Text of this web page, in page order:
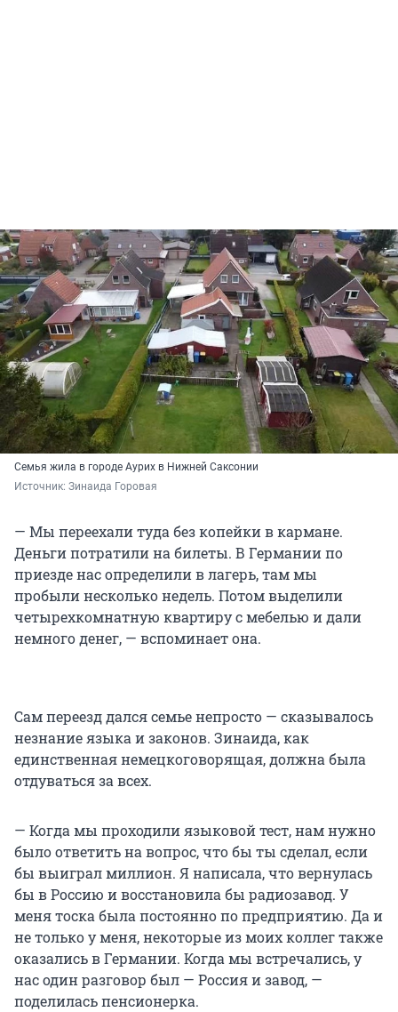
Семья жила в городе Аурих в Нижней Саксонии
Источник: Зинаида Горовая
— Мы переехали туда без копейки в кармане.
Деньги потратили на билеты. В Германии по
приезде нас определили в лагерь, там мы
пробыли несколько недель. Потом выделили
четырехкомнатную квартиру с мебелью и дали
немного денег, — вспоминает она.
Сам переезд дался семье непросто — сказывалось
незнание языка и законов. Зинаида, как
единственная немецкоговорящая, должна была
отдуваться за всех.
— Когда мы проходили языковой тест, нам нужно
было ответить на вопрос, что бы ты сделал, если
бы выиграл миллион. Я написала, что вернулась
бы в Россию и восстановила бы радиозавод. У
меня тоска была постоянно по предприятию. Да и
не только у меня, некоторые из моих коллег также
оказались в Германии. Когда мы встречались, у
нас один разговор был — Россия и завод, —
поделилась пенсионерка.